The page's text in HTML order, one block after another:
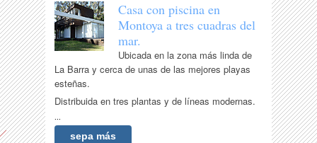
Casa con piscina en
Montoya a tres cuadras del
mar.
Ubicada en la zona más linda de
La Barra y cerca de unas de las mejores playas
esteñas.
Distribuida en tres plantas y de líneas modernas.
...
sepa más